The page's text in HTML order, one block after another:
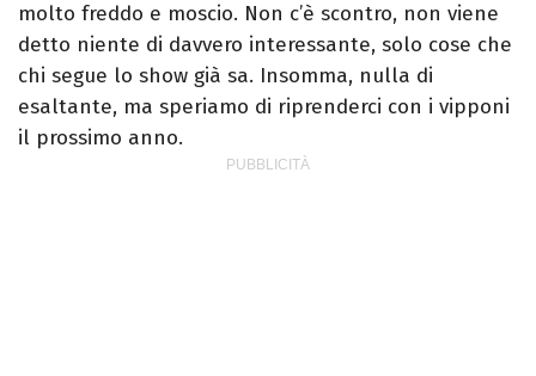
molto freddo e moscio. Non c’è scontro, non viene
detto niente di davvero interessante, solo cose che
chi segue lo show già sa. Insomma, nulla di
esaltante, ma speriamo di riprenderci con i vipponi
il prossimo anno.